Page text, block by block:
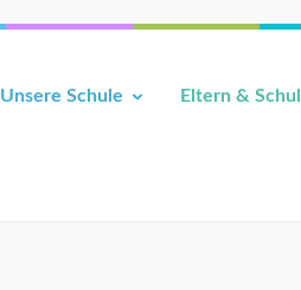
Unsere Schule Eltern &